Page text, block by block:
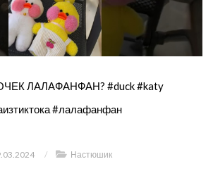
ЛАЛАФАНФАН? #duck #katy
#лалафанфан
/ Настюшик